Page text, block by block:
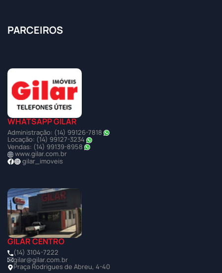
PARCEIROS
WHATSAPP GILAR
Administração: (14) 99126-7818
Locação: (14) 99127-3234
Vendas: (14) 99139-8958
www.gilar.com.br
gilar_imoveis
GILAR CENTRO
(14) 3104-7222
gilar@gilar.com.br
Praça Rodrigues de Abreu, 4-40